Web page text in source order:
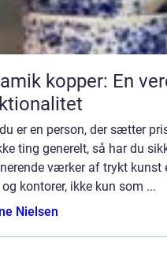
kopper: En
er en person, der sætter
ting generelt, så har du
værker af trykt kunst
kontorer, ikke kun som ...
Nielsen